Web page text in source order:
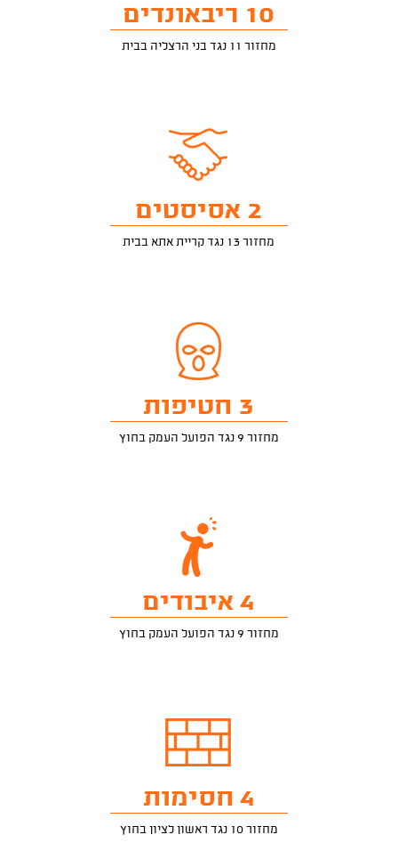
10 ריבאונדים
מחזור 11 נגד בני הרצליה בבית
2 אסיסטים
מחזור 13 נגד קריית אתא בבית
3 חטיפות
מחזור 9 נגד הפועל העמק בחוץ
4 איבודים
מחזור 9 נגד הפועל העמק בחוץ
4 חסימות
מחזור 10 נגד ראשון לציון בחוץ